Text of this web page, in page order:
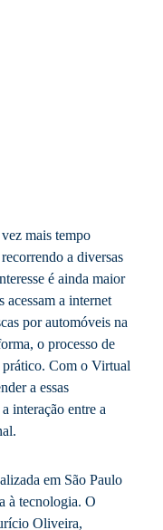
mais tempo
a diversas
é ainda maior
a internet
por automóveis na
o processo de
Com o Virtual
a essas
interação entre a
em São Paulo
à tecnologia. O
Oliveira,